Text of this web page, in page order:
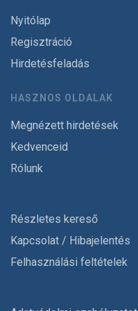
Nyitólap
Regisztráció
Hirdetésfeladás
HASZNOS OLDALAK
Megnézett hirdetések
Kedvenceid
Rólunk
Részletes kereső
Kapcsolat / Hibajelentés
Felhasználási feltételek